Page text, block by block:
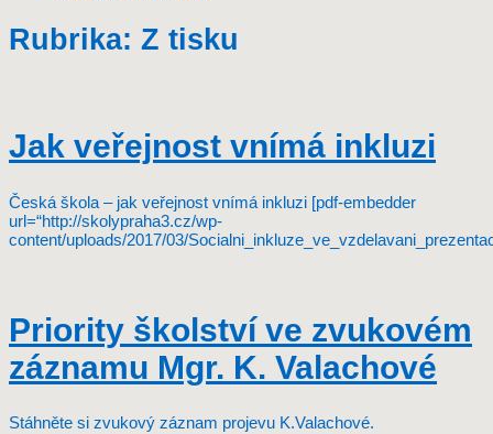
Rubrika: Z tisku
Jak veřejnost vnímá inkluzi
Česká škola – jak veřejnost vnímá inkluzi [pdf-embedder
url=“http://skolypraha3.cz/wp-
content/uploads/2017/03/
Priority školství ve zvukovém
záznamu Mgr. K. Valachové
Stáhněte si zvukový záznam projevu K.Valachové.